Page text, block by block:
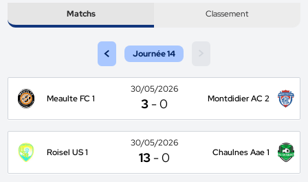
Matchs Classement
< Journée 14
Meaulte FC 1
30/05/2026
3 -0 Montdidier AC 2
Roisel US 1
30/05/2026
13 -0 Chaulnes Aae 1